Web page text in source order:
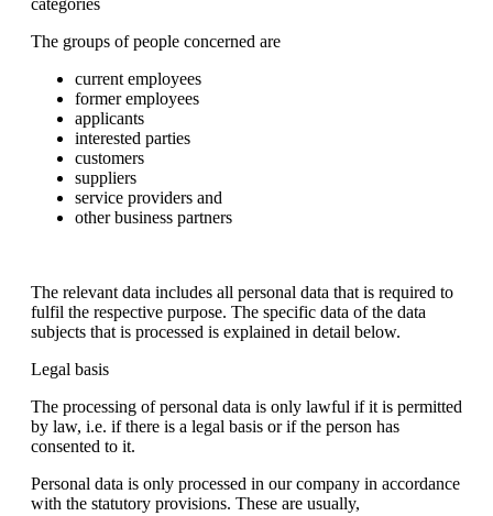
The groups of people concerned are
current employees
former employees
applicants
interested parties
customers
suppliers
service providers and
other business partners
The relevant data includes all personal data that is required to
fulfil the respective purpose. The specific data of the data
subjects that is processed is explained in detail below.
Legal basis
The processing of personal data is only lawful if it is permitted
by law, i.e. if there is a legal basis or if the person has
consented to it.
Personal data is only processed in our company in accordance
with the statutory provisions. These are usually,